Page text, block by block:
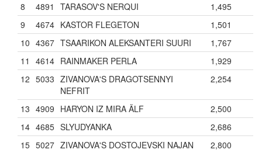
8 4891 TARASOV'S NERQUI
1,495
9
4674 KASTOR FLEGETON
1,501
10 4367 TSAARIKON ALEKSANTERI SUURI
1,767
11
4614 RAINMAKER PERLA
1,929
12 5033 ZIVANOVA'S DRAGOTSENNYI
NEFRIT
2,254
13 4909 HARYON IZ MIRA ÄLF
2,500
14 4685 SLYUDYANKA
2,686
15 5027 ZIVANOVA'S DOSTOJEVSKI NAJAN
2,800